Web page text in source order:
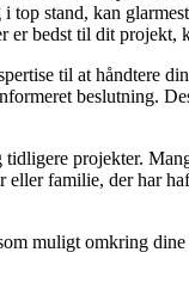
top stand, kan
bedst til dit projekt,
til at håndtere
beslutning.
projekter.
familie, der har
muligt omkring